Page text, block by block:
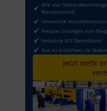
Alle vier
Wasserstrahl)
Innovative
Neuste Lösungen zum
Industrie 4.0 Demofabrik
Gut zu erreichen: im
Jetzt mehr